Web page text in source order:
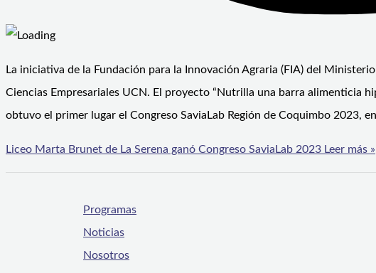
La iniciativa de la Fundación para la Innovación Agraria (FIA) del
Ciencias Empresariales UCN. El proyecto “Nutrilla una barra alimenticia
obtuvo el primer lugar el Congreso SaviaLab Región de Coquimbo 2023,
Liceo Marta Brunet de La Serena ganó Congreso SaviaLab 2023 Leer más »
Programas
Noticias
Nosotros